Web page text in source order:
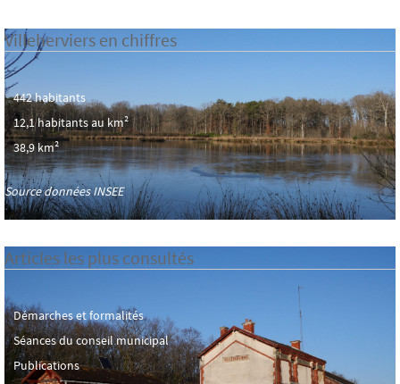
Villeherviers en chiffres
442 habitants
12,1 habitants au km²
38,9 km²
Source données INSEE
Articles les plus consultés
Démarches et formalités
Séances du conseil municipal
Publications